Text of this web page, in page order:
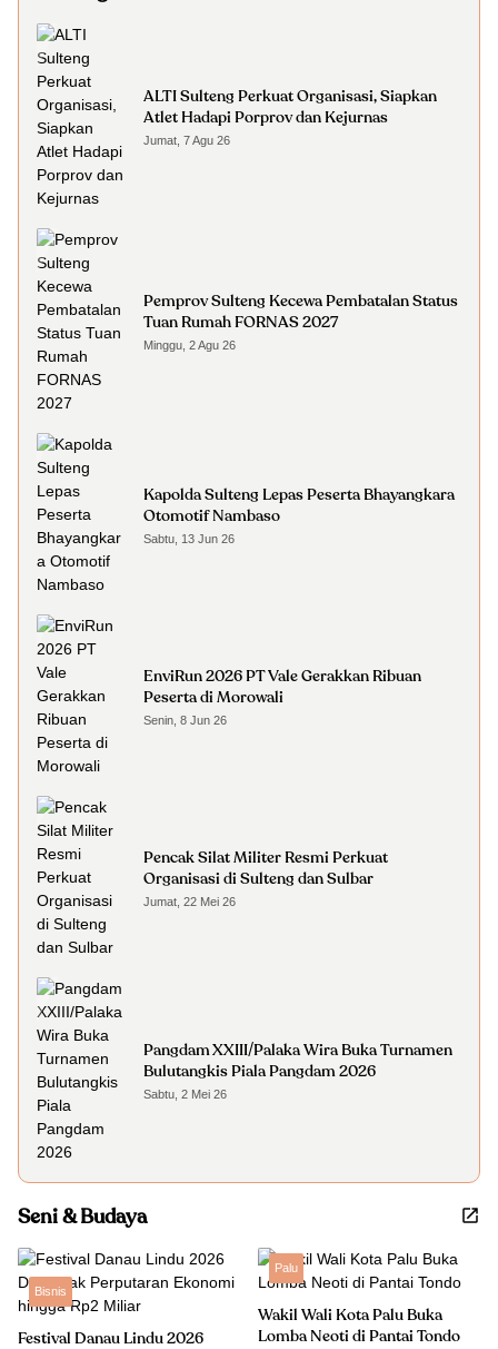
ALTI Sulteng Perkuat Organisasi, Siapkan
Atlet Hadapi Porprov dan Kejurnas
Jumat, 7 Agu 26
Pemprov Sulteng Kecewa Pembatalan Status
Tuan Rumah FORNAS 2027
Minggu, 2 Agu 26
Kapolda Sulteng Lepas Peserta Bhayangkara
Otomotif Nambaso
Sabtu, 13 Jun 26
EnviRun 2026 PT Vale Gerakkan Ribuan
Peserta di Morowali
Senin, 8 Jun 26
Pencak Silat Militer Resmi Perkuat
Organisasi di Sulteng dan Sulbar
Jumat, 22 Mei 26
Pangdam XXIII/Palaka Wira Buka Turnamen
Bulutangkis Piala Pangdam 2026
Sabtu, 2 Mei 26
Seni & Budaya
Bisnis
Festival Danau Lindu 2026
Palu
Wakil Wali Kota Palu Buka
Lomba Neoti di Pantai Tondo